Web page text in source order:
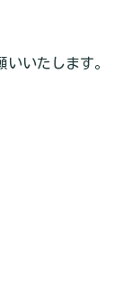
いたします。